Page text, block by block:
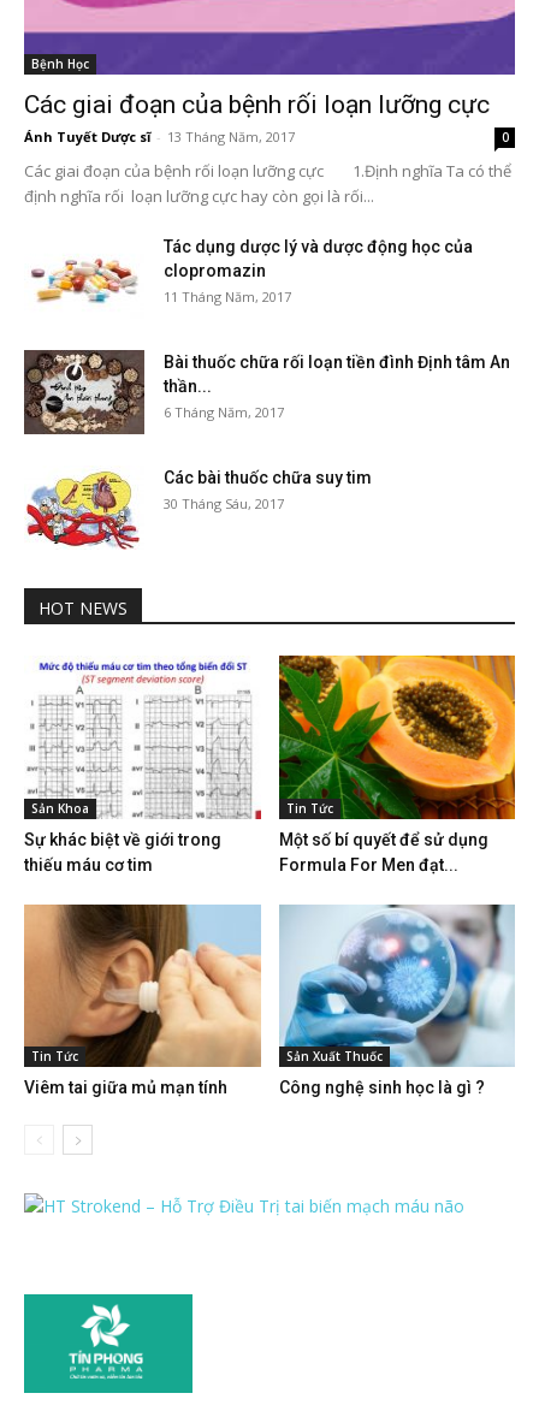
Bệnh Học
Các giai đoạn của bệnh rối loạn lưỡng cực
Ánh Tuyết Dược sĩ - 13 Tháng Năm, 2017 0
Các giai đoạn của bệnh rối loạn lưỡng cực 1.Định nghĩa Ta có thể
định nghĩa rối loạn lưỡng cực hay còn gọi là rối...
Tác dụng dược lý và dược động học của
clopromazin
11 Tháng Năm, 2017
Bài thuốc chữa rối loạn tiền đình Định tâm An
thần...
6 Tháng Năm, 2017
Các bài thuốc chữa suy tim
30 Tháng Sáu, 2017
HOT NEWS
Sản Khoa
Sự khác biệt về giới trong
thiếu máu cơ tim
Tin Tức
Một số bí quyết để sử dụng
Formula For Men đạt...
Tin Tức
Viêm tai giữa mủ mạn tính
Sản Xuất Thuốc
Công nghệ sinh học là gì ?